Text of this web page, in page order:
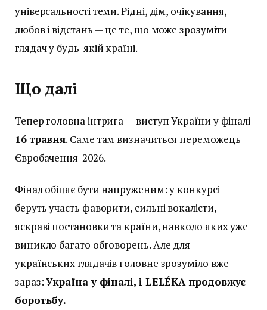
універсальності теми. Рідні, дім, очікування,
любов і відстань — це те, що може зрозуміти
глядач у будь-якій країні.
Що далі
Тепер головна інтрига — виступ України у фіналі
16 травня. Саме там визначиться переможець
Євробачення-2026.
Фінал обіцяє бути напруженим: у конкурсі
беруть участь фаворити, сильні вокалісти,
яскраві постановки та країни, навколо яких уже
виникло багато обговорень. Але для
українських глядачів головне зрозуміло вже
зараз:Україна у фіналі, і LELÉKA продовжує
боротьбу.